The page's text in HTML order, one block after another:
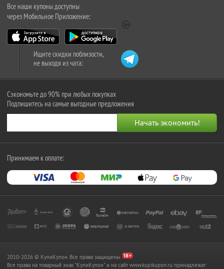
Все наши купоны доступны
через Мобильное Приложение:
Ищите скидки поблизости,
не выходя из чата:
Сэкономьте до 90% при любых покупках
Подпишитесь на самые выгодные предложения
Принимаем к оплате:
2010-2026 © КупиКупон. Все права защищены.
Все права на товарный знак "КупиКупон" и на сайт www.kupikupon.ru принадлежат